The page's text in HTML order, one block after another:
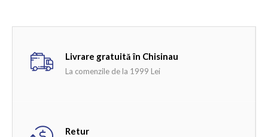
Livrare gratuită în Chisinau
La comenzile de la 1999 Lei
Retur